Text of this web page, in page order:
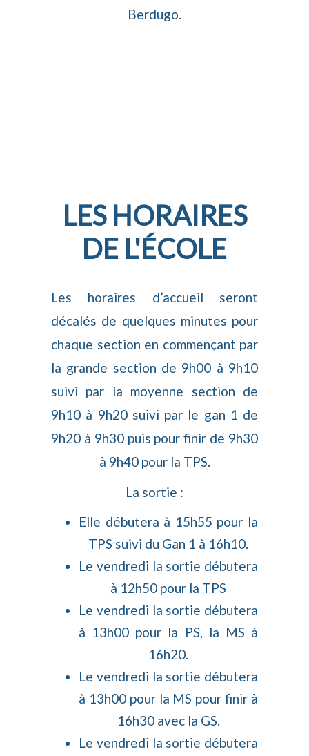
Berdugo.
LES HORAIRES
DE L'ÉCOLE
Les horaires d’accueil seront
décalés de quelques minutes pour
chaque section en commençant par
la grande section de 9h00 à 9h10
suivi par la moyenne section de
9h10 à 9h20 suivi par le gan 1 de
9h20 à 9h30 puis pour finir de 9h30
à 9h40 pour la TPS.
La sortie :
Elle débutera à 15h55 pour la
TPS suivi du Gan 1 à 16h10.
Le vendredi la sortie débutera
à 12h50 pour la TPS
Le vendredi la sortie débutera
à 13h00 pour la PS, la MS à
16h20.
Le vendredi la sortie débutera
à 13h00 pour la MS pour finir à
16h30 avec la GS.
Le vendredi la sortie débutera